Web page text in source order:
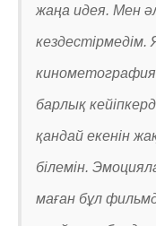
жаңа идея. Мен
кездестірмедім.
барлық
қандай екенін
білемін.
маған бұл